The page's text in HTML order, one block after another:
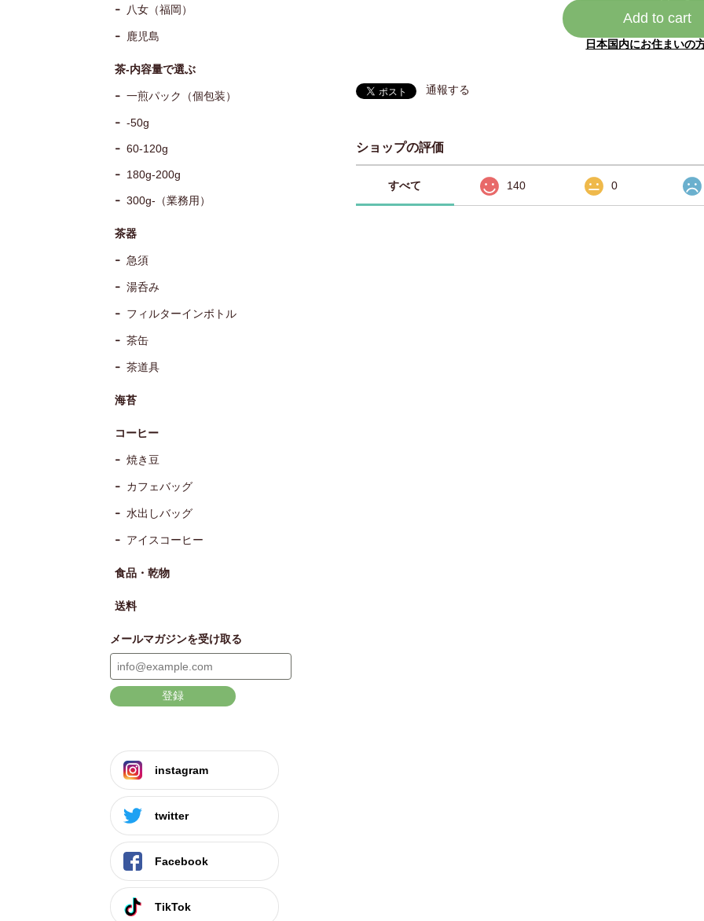
八女（福岡）
鹿児島
茶-内容量で選ぶ
一煎パック（個包装）
-50g
60-120g
180g-200g
300g-（業務用）
茶器
急須
湯呑み
フィルターインボトル
茶缶
茶道具
海苔
コーヒー
焼き豆
カフェバッグ
水出しバッグ
アイスコーヒー
食品・乾物
送料
メールマガジンを受け取る
登録
instagram
twitter
Facebook
TikTok
Add to cart
日本国内にお住まいの
通報する
ショップの評価
すべて 140 0